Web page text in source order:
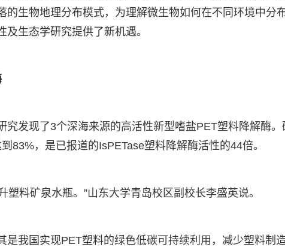
生物地理分布模式，为理解微生物如何在不同环境中分
生态学研究提供了新机遇。
究发现了3个深海来源的高活性新型嗜盐PET塑料降解酶。
83%，是已报道的IsPETase塑料降解酶活性的44倍。
料矿泉水瓶。”山东大学青岛校区副校长李盛英说。
是我国实现PET塑料的绿色低碳可持续利用，减少塑料制